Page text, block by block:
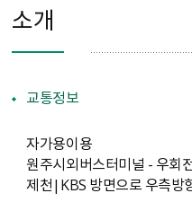
소개
교통정보
자가용이용
원주시외버스터미널 - 우회
제천|KBS 방면으로 우측방